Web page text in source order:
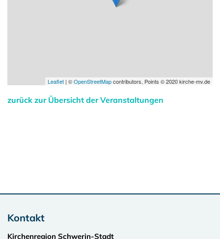
Leaflet | ©OpenStreetMapcontributors, Points © 2020 kirche-mv.de
zurück zur Übersicht der Veranstaltungen
Kontakt
Kirchenregion Schwerin-Stadt